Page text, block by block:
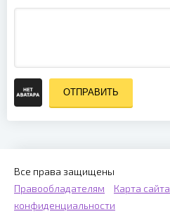
ОТПРАВИТЬ
Все права защищены
Правообладателям
Карта сайта
конфиденциальности